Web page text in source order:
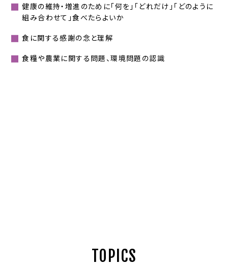
健康の維持・増進のために「何を」「どれだけ」「どのように
組み合わせて」食べたらよいか
食に関する感謝の念と理解
食糧や農業に関する問題、環境問題の認識
TOPICS